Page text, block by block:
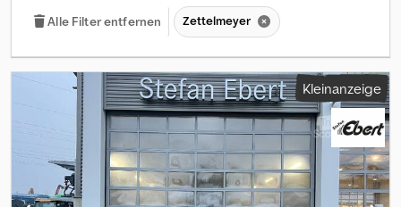
Alle Filter entfernen Zettelmeyer
Kleinanzeige